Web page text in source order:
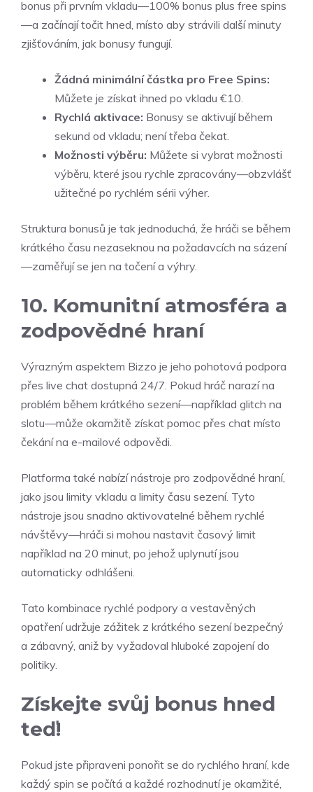
bonus při prvním vkladu—100% bonus plus free spins
—a začínají točit hned, místo aby strávili další minuty
zjišťováním, jak bonusy fungují.
Žádná minimální částka pro Free Spins:
Můžete je získat ihned po vkladu €10.
Rychlá aktivace: Bonusy se aktivují během
sekund od vkladu; není třeba čekat.
Možnosti výběru: Můžete si vybrat možnosti
výběru, které jsou rychle zpracovány—obzvlášť
užitečné po rychlém sérii výher.
Struktura bonusů je tak jednoduchá, že hráči se během
krátkého času nezaseknou na požadavcích na sázení
—zaměřují se jen na točení a výhry.
10. Komunitní atmosféra a
zodpovědné hraní
Výrazným aspektem Bizzo je jeho pohotová podpora
přes live chat dostupná 24/7. Pokud hráč narazí na
problém během krátkého sezení—například glitch na
slotu—může okamžitě získat pomoc přes chat místo
čekání na e-mailové odpovědi.
Platforma také nabízí nástroje pro zodpovědné hraní,
jako jsou limity vkladu a limity času sezení. Tyto
nástroje jsou snadno aktivovatelné během rychlé
návštěvy—hráči si mohou nastavit časový limit
například na 20 minut, po jehož uplynutí jsou
automaticky odhlášeni.
Tato kombinace rychlé podpory a vestavěných
opatření udržuje zážitek z krátkého sezení bezpečný
a zábavný, aniž by vyžadoval hluboké zapojení do
politiky.
Získejte svůj bonus hned
teď!
Pokud jste připraveni ponořit se do rychlého hraní, kde
každý spin se počítá a každé rozhodnutí je okamžité,